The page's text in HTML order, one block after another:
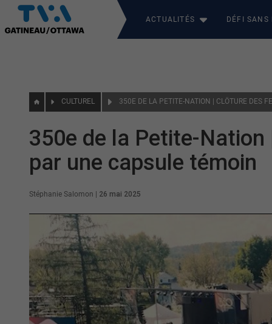
ACTUALITÉS DÉFI SANS
CULTUREL
350e de la Petite-
par une capsule témoin
Stéphanie Salomon 26 mai 2025